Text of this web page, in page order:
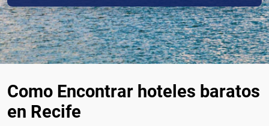
Como Encontrar hoteles baratos
en Recife